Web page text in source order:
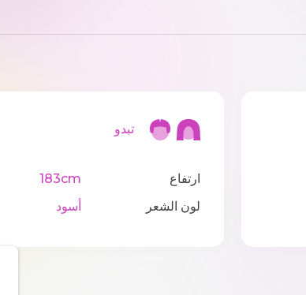
تبدو
ارتفاع
183cm
لون الشعر
أسود